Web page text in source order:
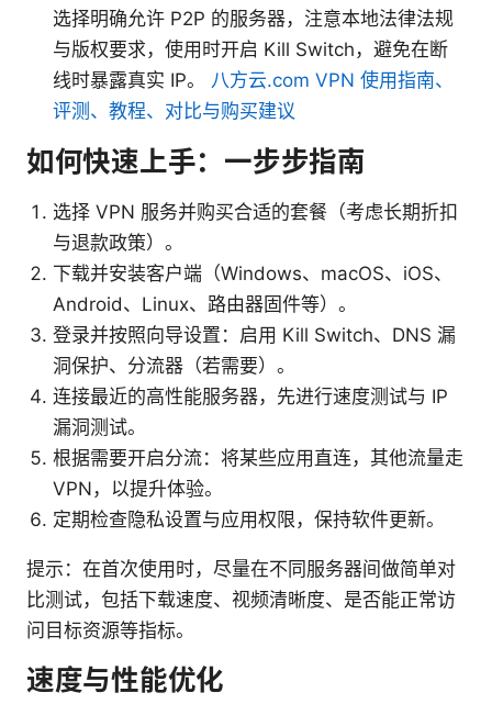
选择明确允许 P2P 的服务器，注意本地法律法规
与版权要求，使用时开启 Kill Switch，避免在断
线时暴露真实 IP。 八方云.com VPN 使用指南、
评测、教程、对比与购买建议
如何快速上手：一步步指南
选择 VPN 服务并购买合适的套餐（考虑长期折扣
与退款政策）。
下载并安装客户端（Windows、macOS、iOS、
Android、Linux、路由器固件等）。
登录并按照向导设置：启用 Kill Switch、DNS 漏
洞保护、分流器（若需要）。
连接最近的高性能服务器，先进行速度测试与 IP
漏洞测试。
根据需要开启分流：将某些应用直连，其他流量走
VPN，以提升体验。
定期检查隐私设置与应用权限，保持软件更新。
提示：在首次使用时，尽量在不同服务器间做简单对
比测试，包括下载速度、视频清晰度、是否能正常访
问目标资源等指标。
速度与性能优化